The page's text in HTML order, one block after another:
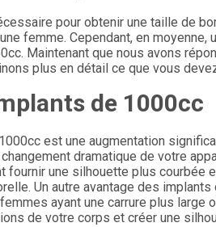
pour obtenir une taille de
femme. Cependant, en
Maintenant que nous avons
plus en détail ce que vous
de 1000cc
est une augmentation
dramatique de votre
fournir une silhouette plus courbée
Un autre avantage des
ayant une carrure plus large
de votre corps et créer une